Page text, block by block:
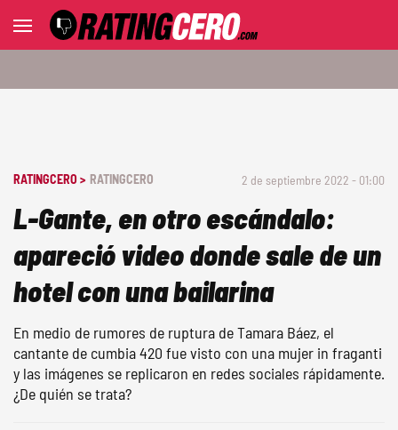
RATINGCERO > RATINGCERO 2 de septiembre 2022 - 01:00
L-Gante, en otro escándalo:
apareció video donde sale de un
hotel con una bailarina
En medio de rumores de ruptura de Tamara Báez, el
cantante de cumbia 420 fue visto con una mujer in fraganti
y las imágenes se replicaron en redes sociales rápidamente.
¿De quién se trata?